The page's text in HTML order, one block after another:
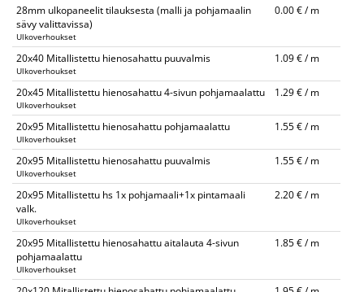
28mm ulkopaneelit tilauksesta (malli ja pohjamaalin
sävy valittavissa)
Ulkoverhoukset
0.00 € / m
20x40 Mitallistettu hienosahattu puuvalmis
Ulkoverhoukset
1.09 € / m
20x45 Mitallistettu hienosahattu 4-sivun pohjamaalattu
Ulkoverhoukset
1.29 € / m
20x95 Mitallistettu hienosahattu pohjamaalattu
Ulkoverhoukset
1.55 € / m
20x95 Mitallistettu hienosahattu puuvalmis
Ulkoverhoukset
1.55 € / m
20x95 Mitallistettu hs 1x pohjamaali+1x pintamaali
valk.
Ulkoverhoukset
2.20 € / m
20x95 Mitallistettu hienosahattu aitalauta 4-sivun
pohjamaalattu
Ulkoverhoukset
1.85 € / m